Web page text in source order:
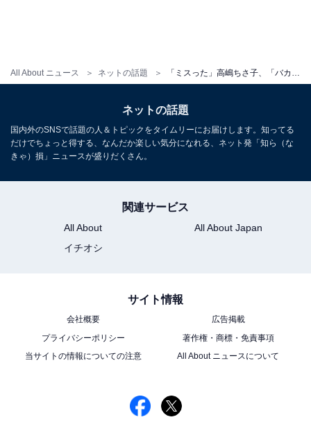
All About ニュース ネットの話題 「ミスった」高嶋ちさ子、「バカなのか？」次男に強烈ツッコミ！ その内容に「次男くんやっぱり大物」の声
ネットの話題
国内外のSNSで話題の人＆トピックをタイムリーにお届けします。知ってる
だけでちょっと得する、なんだか楽しい気分になれる、ネット発「知ら（な
きゃ）損」ニュースが盛りだくさん。
関連サービス
All About
All About Japan
イチオシ
サイト情報
会社概要
広告掲載
プライバシーポリシー
著作権・商標・免責事項
当サイトの情報についての注意
All About ニュースについて